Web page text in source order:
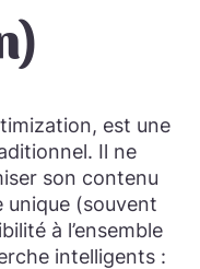
, est une
Il ne
son contenu
unique (souvent
à l’ensemble
intelligents :